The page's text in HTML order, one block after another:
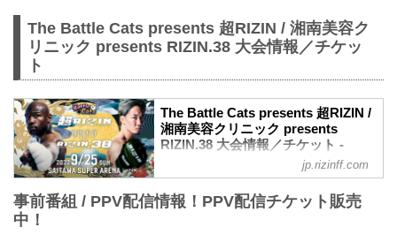
報・加盟団体について発信していきま
す。
The Battle Cats presents 超RIZIN / 湘南美容ク
リニック presents RIZIN.38 大会情報／チケッ
ト
The Battle Cats presents 超RIZIN /
湘南美容クリニック presents
RIZIN.38 大会情報／チケット -
RIZIN FIGHTING FEDERATION オ
フィシャルサイト
大会概要
jp.rizinff.com
事前番組 / PPV配信情報！PPV配信チケット販売
中！